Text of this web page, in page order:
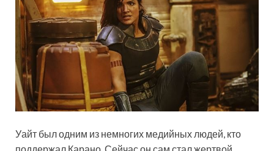
Уайт был одним из немногих медийных людей, кто